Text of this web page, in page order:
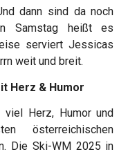
dann sind da noch
Samstag heißt es
serviert Jessicas
weit und breit.
Herz & Humor
Herz, Humor und
österreichischen
Die Ski-WM 2025 in